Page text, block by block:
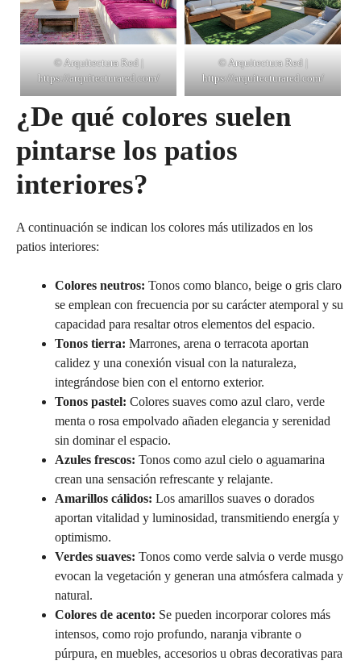
© Arquitectura Red |
https://arquitecturared.com/
© Arquitectura Red |
https://arquitecturared.com/
¿De qué colores suelen
pintarse los patios
interiores?
A continuación se indican los colores más utilizados en los
patios interiores:
Colores neutros: Tonos como blanco, beige o gris claro
se emplean con frecuencia por su carácter atemporal y su
capacidad para resaltar otros elementos del espacio.
Tonos tierra: Marrones, arena o terracota aportan
calidez y una conexión visual con la naturaleza,
integrándose bien con el entorno exterior.
Tonos pastel: Colores suaves como azul claro, verde
menta o rosa empolvado añaden elegancia y serenidad
sin dominar el espacio.
Azules frescos: Tonos como azul cielo o aguamarina
crean una sensación refrescante y relajante.
Amarillos cálidos: Los amarillos suaves o dorados
aportan vitalidad y luminosidad, transmitiendo energía y
optimismo.
Verdes suaves: Tonos como verde salvia o verde musgo
evocan la vegetación y generan una atmósfera calmada y
natural.
Colores de acento: Se pueden incorporar colores más
intensos, como rojo profundo, naranja vibrante o
púrpura, en muebles, accesorios u obras decorativas para